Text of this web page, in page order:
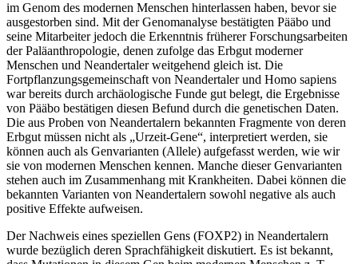
im Genom des modernen Menschen hinterlassen haben, bevor sie
ausgestorben sind. Mit der Genomanalyse bestätigten Pääbo und
seine Mitarbeiter jedoch die Erkenntnis früherer Forschungsarbeiten
der Paläanthropologie, denen zufolge das Erbgut moderner
Menschen und Neandertaler weitgehend gleich ist. Die
Fortpflanzungsgemeinschaft von Neandertaler und Homo sapiens
war bereits durch archäologische Funde gut belegt, die Ergebnisse
von Pääbo bestätigen diesen Befund durch die genetischen Daten.
Die aus Proben von Neandertalern bekannten Fragmente von deren
Erbgut müssen nicht als „Urzeit-Gene“, interpretiert werden, sie
können auch als Genvarianten (Allele) aufgefasst werden, wie wir
sie von modernen Menschen kennen. Manche dieser Genvarianten
stehen auch im Zusammenhang mit Krankheiten. Dabei können die
bekannten Varianten von Neandertalern sowohl negative als auch
positive Effekte aufweisen.
Der Nachweis eines speziellen Gens (FOXP2) in Neandertalern
wurde bezüglich deren Sprachfähigkeit diskutiert. Es ist bekannt,